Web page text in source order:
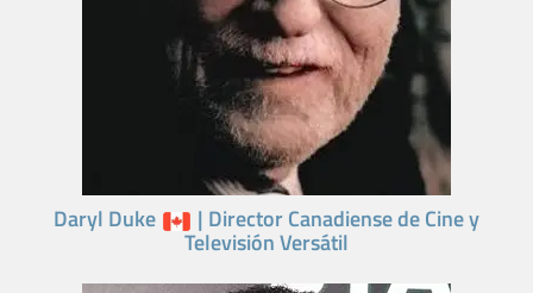
Daryl Duke | Director Canadiense de Cine y
Televisión Versátil